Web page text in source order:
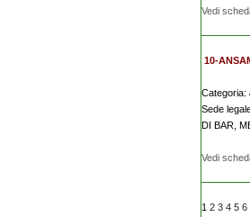
Vedi
10-
Categoria:
Sede
DI BAR,
Vedi
1 2 3 4 5 6